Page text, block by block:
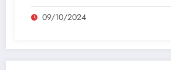
09/10/2024